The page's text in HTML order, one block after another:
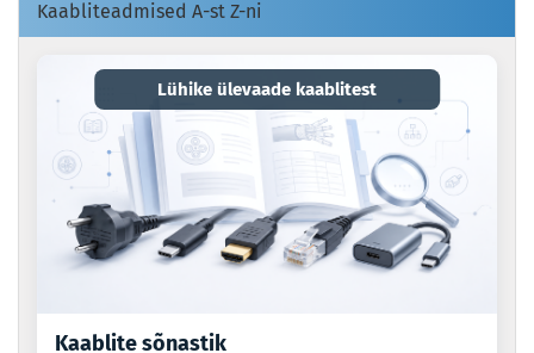
Kaabliteadmised A-st Z-ni
Lühike ülevaade kaablitest
Kaablite sõnastik